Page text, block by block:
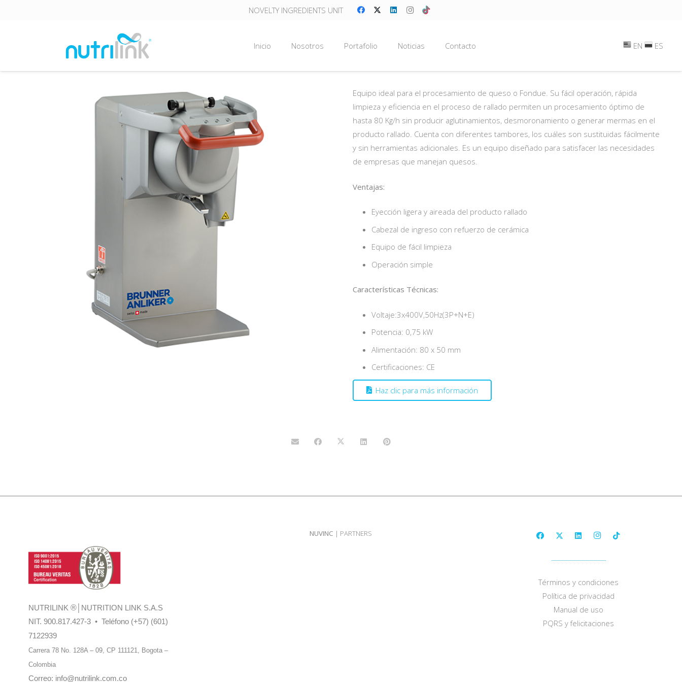
NOVELTY INGREDIENTS UNIT
Inicio Nosotros Portafolio Noticias Contacto EN ES
Equipo ideal para el procesamiento de queso o Fondue. Su fácil operación, rápida
limpieza y eficiencia en el proceso de rallado permiten un procesamiento óptimo de
hasta 80 Kg/h sin producir aglutinamientos, desmoronamiento o generar mermas en el
producto rallado. Cuenta con diferentes tambores, los cuáles son sustituidas fácilmente
y sin herramientas adicionales. Es un equipo diseñado para satisfacer las necesidades
de empresas que manejan quesos.
Ventajas:
Eyección ligera y aireada del producto rallado
Cabezal de ingreso con refuerzo de cerámica
Equipo de fácil limpieza
Operación simple
Características Técnicas:
Voltaje:3x400V,50Hz(3P+N+E)
Potencia: 0,75 kW
Alimentación: 80 x 50 mm
Certificaciones: CE
Haz clic para más información
NUTRILINK® │NUTRITION LINK S.A.S
NIT. 900.817.427-3 • Teléfono (+57) (601)
7122939
Carrera 78 No. 128A – 09, CP 111121, Bogota –
Colombia
Correo: info@nutrilink.com.co
NUVINC | PARTNERS
Términos y condiciones
Política de privacidad
Manual de uso
PQRS y felicitaciones